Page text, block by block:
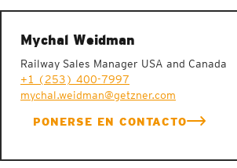
Mychal Weidman
Railway Sales Manager USA and Canada
+1 (253) 400-7997
mychal.weidman@getzner.com
PONERSE EN CONTACTO